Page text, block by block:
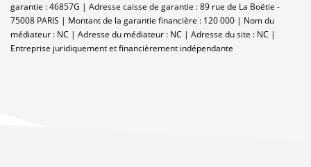
garantie : 46857G | Adresse caisse de garantie : 89 rue de La Boëtie -
75008 PARIS | Montant de la garantie financière : 120 000 | Nom du
médiateur : NC | Adresse du médiateur : NC | Adresse du site : NC |
Entreprise juridiquement et financièrement indépendante